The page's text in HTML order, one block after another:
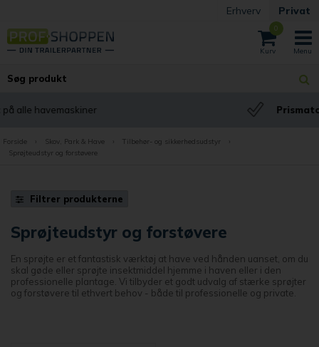
Erhverv Privat
0
Forside Skov, Park & Have Tilbehør- og sikkerhedsudstyr
Sprøjteudstyr og forstøvere
Filtrer produkterne
Sprøjteudstyr og forstøvere
En sprøjte er et fantastisk værktøj at have ved hånden uanset, om du
skal gøde eller sprøjte insektmiddel hjemme i haven eller i den
professionelle plantage. Vi tilbyder et godt udvalg af stærke sprøjter
og forstøvere til ethvert behov - både til professionelle og private.